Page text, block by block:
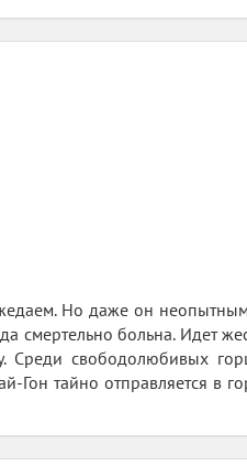
Но даже он неопытным
смертельно больна. Идет
Среди свободолюбивых
Гон тайно отправляется в